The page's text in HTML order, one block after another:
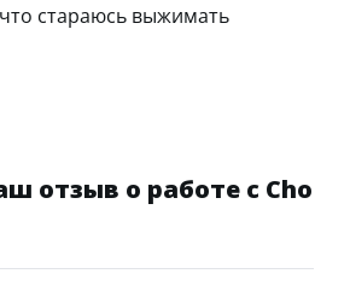
стараюсь выжимать
отзыв о работе с Cho